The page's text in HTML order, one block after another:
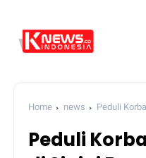
Home news
Peduli
Peduli